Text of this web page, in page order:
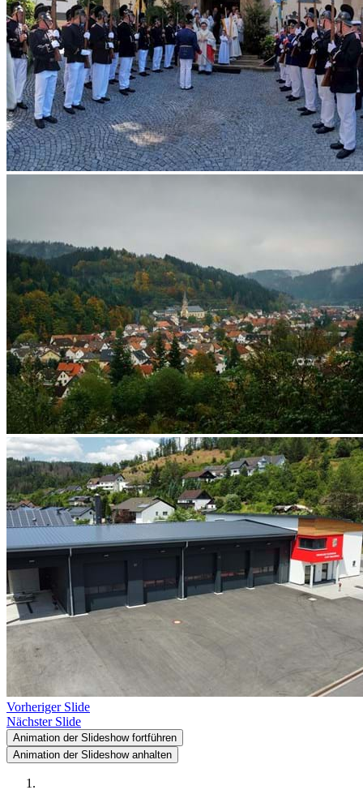
Vorheriger Slide
Nächster Slide
Animation der Slideshow fortführen
Animation der Slideshow anhalten